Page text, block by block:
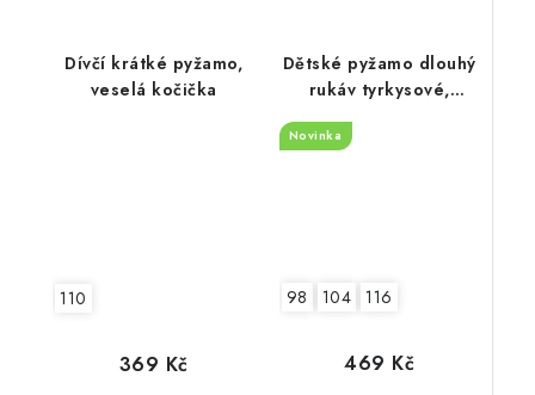
Dívčí krátké pyžamo,
veselá kočička
110
369 Kč
Dětské pyžamo dlouhý
rukáv tyrkysové,
hasičské auto
Novinka
98 104 116
469 Kč